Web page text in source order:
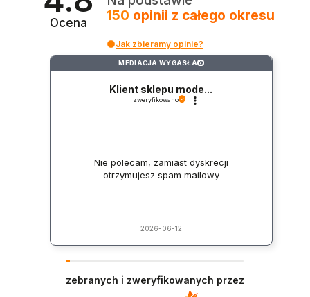
Ocena
150 opinii z całego okresu
Jak zbieramy opinie?
MEDIACJA WYGASŁA ?
Klient sklepu mode...
zweryfikowano
Nie polecam, zamiast dyskrecji
otrzymujesz spam mailowy
2026-06-12
zebranych i zweryfikowanych przez